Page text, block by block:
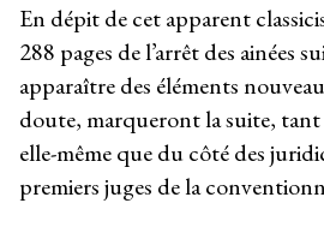
En dépit de cet apparent
288 pages de l’arrêt des ainées
apparaître des éléments
doute, marqueront la suite,
elle-même que du côté des
premiers juges de la